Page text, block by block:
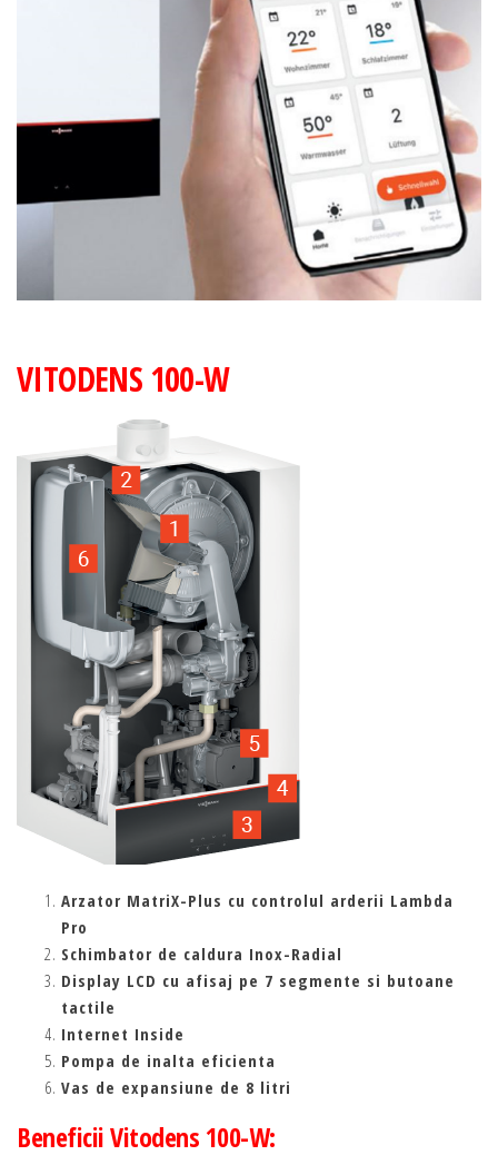
VITODENS 100-W
Arzator MatriX-Plus cu controlul arderii Lambda
Pro
Schimbator de caldura Inox-Radial
Display LCD cu afisaj pe 7 segmente si butoane
tactile
Internet Inside
Pompa de inalta eficienta
Vas de expansiune de 8 litri
Beneficii Vitodens 100-W: